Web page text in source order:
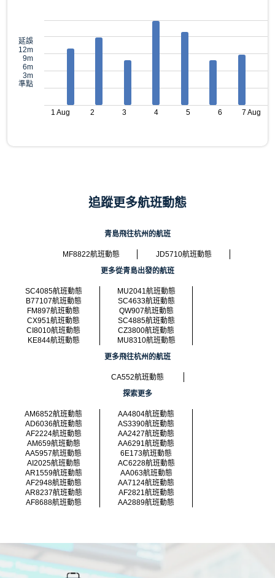
延誤
12m
9m
6m
3m
準點
1 Aug 2 3 4 5 6 7 Aug
追蹤更多航班動態
青島飛往杭州的航班
MF8822航班動態
JD5710航班動態
更多從青島出發的航班
SC4085航班動態
MU2041航班動態
B77107航班動態
SC4633航班動態
FM897航班動態
QW907航班動態
CX951航班動態
SC4885航班動態
CI8010航班動態
CZ3800航班動態
KE844航班動態
MU8310航班動態
更多飛往杭州的航班
CA552航班動態
探索更多
AM6852航班動態
AA4804航班動態
AD6036航班動態
AS3390航班動態
AF2224航班動態
AA2427航班動態
AM659航班動態
AA6291航班動態
AA5957航班動態
6E173航班動態
AI2025航班動態
AC6228航班動態
AR1559航班動態
AA063航班動態
AF2948航班動態
AA7124航班動態
AR8237航班動態
AF2821航班動態
AF8688航班動態
AA2889航班動態